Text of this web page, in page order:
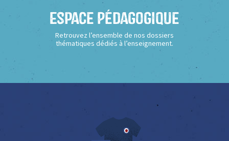
Espace Pédagogique
Retrouvez l’ensemble de nos dossiers
thématiques dédiés à l’enseignement.